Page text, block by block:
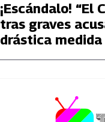
¡Escándalo! “El
tras graves
drástica